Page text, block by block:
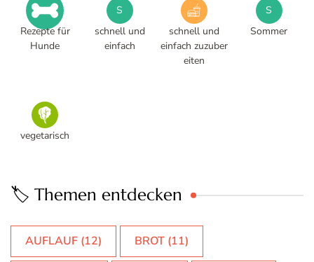
Rezepte für
Hunde
S
schnell und
einfach
schnell und
einfach zuzuber
eiten
S
Sommer
vegetarisch
🏷️ Themen entdecken
AUFLAUF (12) BROT (11)